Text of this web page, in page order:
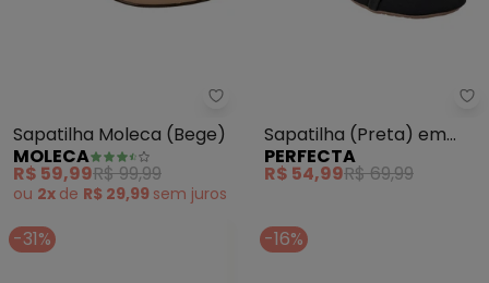
Moleca - Sapatilha Moleca
Sapatilha Moleca (Bege)
MOLECA
R$ 59,99R$ 99,99
ou 2x de R$ 29,99 sem juros
Sapatilha (Preta) em
Nobuck
PERFECTA
R$ 54,99R$ 69,99
-31% -16%